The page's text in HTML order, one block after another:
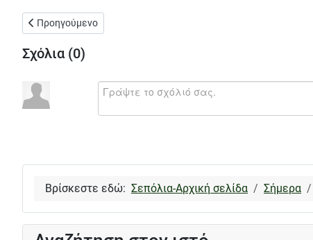
Προηγούμενο άρθρο: Ας μην μιλήσουμε για το ΒΟΤΡΥΣ σήμερα
Προηγούμενο
Σχόλια (0)
Βρίσκεστε εδώ: Σεπόλια-Αρχική σελίδα Σήμερα